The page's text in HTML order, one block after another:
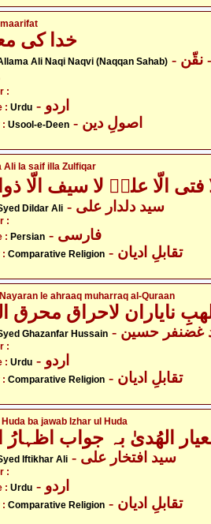
خدا کی
Ali Naqi Naqvi (Naqqan Sahab) - علامہ علی نقی نقوی - نقّن
:
: Urdu - اردو
: Usool-e-Deen - اصولِ دین
Ali la saif illa Zulfiqar
فتی الّا علیؑ لا سیف الّا
Dildar Ali - سید دلدار علی
:
: Persian - فارسی
: Comparative Religion - تقابلِ ادیان
le ahraaq muharraq al-Quraan
نایاران لاحراق محرق
Ghazanfar Hussain غضنفر حسین
:
: Urdu - اردو
: Comparative Religion - تقابلِ ادیان
ba jawab Izhar ul Huda
الھُدیٰ بہ جواب اظہارُ
Iftikhar Ali - سید افتخار علی
:
: Urdu - اردو
: Comparative Religion - تقابلِ ادیان